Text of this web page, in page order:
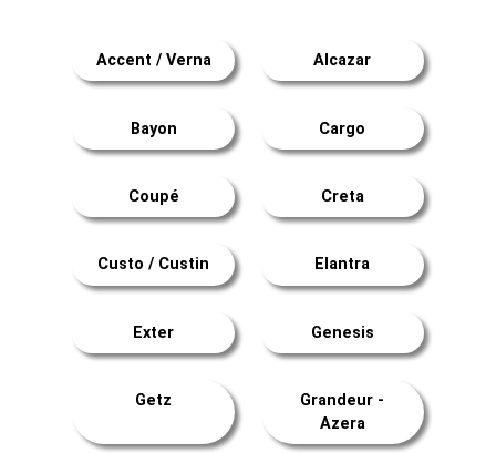
Accent / Verna Alcazar
Bayon Cargo
Coupé Creta
Custo / Custin Elantra
Exter Genesis
Getz
Grandeur -
Azera